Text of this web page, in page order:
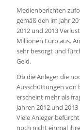
Medienberichten
gemäß den im Jahr
2012 und 2013
Millionen Euro aus.
sehr besorgt und
Geld.
Ob die Anleger die
Ausschüttungen von
erscheint mehr als
Jahren 2012 und
Viele Anleger
noch nicht einmal